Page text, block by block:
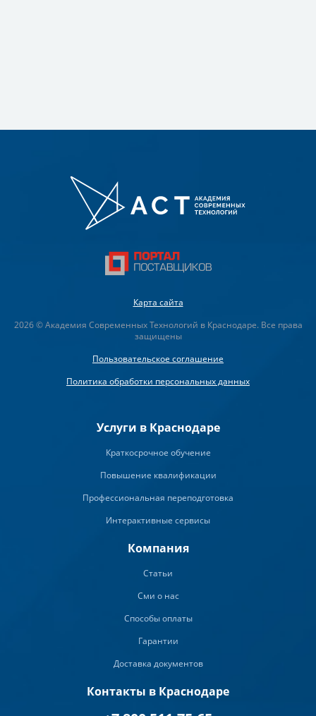
Карта сайта
2026 © Академия Современных Технологий в Краснодаре. Все права
защищены
Пользовательское соглашение
Политика обработки персональных данных
Услуги в Краснодаре
Краткосрочное обучение
Повышение квалификации
Профессиональная переподготовка
Интерактивные сервисы
Компания
Статьи
Сми о нас
Способы оплаты
Гарантии
Доставка документов
Контакты в Краснодаре